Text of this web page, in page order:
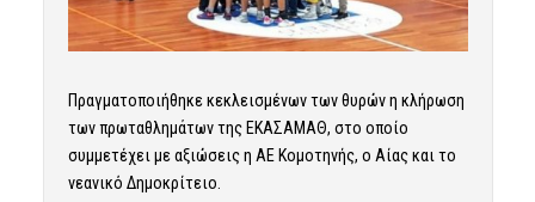
Πραγματοποιήθηκε κεκλεισμένων των θυρών η κλήρωση
των πρωταθλημάτων της ΕΚΑΣΑΜΑΘ, στο οποίο
συμμετέχει με αξιώσεις η ΑΕ Κομοτηνής, ο Αίας και το
νεανικό Δημοκρίτειο.